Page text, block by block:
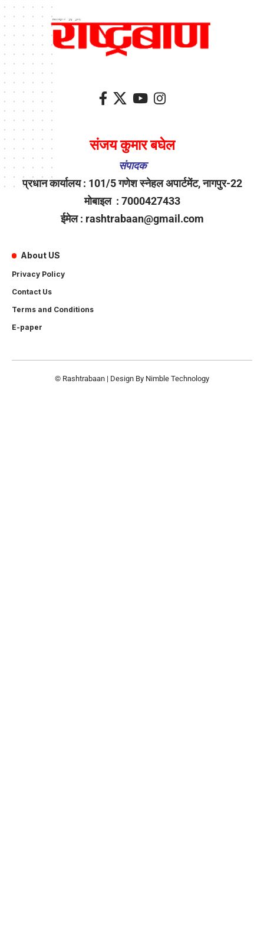
संजय कुमार बघेल
संपादक
प्रधान कार्यालय : 101/5 गणेश स्नेहल अपार्टमेंट, नागपुर-22
मोबाइल : 7000427433
ईमेल : rashtrabaan@gmail.com
About US
Privacy Policy
Contact Us
Terms and Conditions
E-paper
© Rashtrabaan | Design By Nimble Technology